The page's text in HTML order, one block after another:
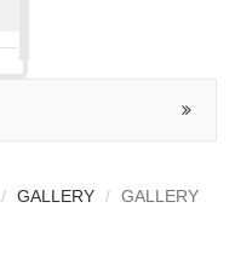
GALLERY GALLERY